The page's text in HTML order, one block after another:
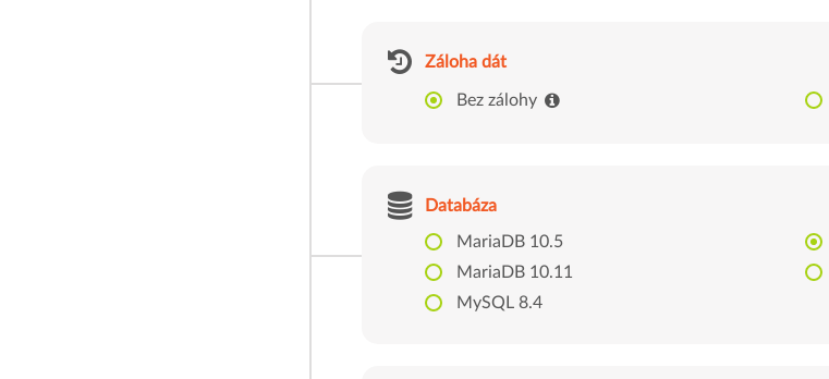
Záloha dát
Bez zálohy
Databáza
MariaDB 10.5
MariaDB 10.11
MySQL 8.4